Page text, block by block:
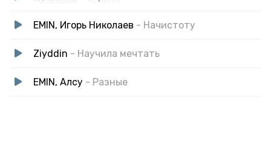
EMIN, Игорь Николаев - Начистоту
Ziyddin - Научила мечтать
EMIN, Алсу - Разные